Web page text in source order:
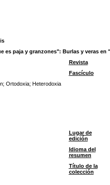
es paja y granzones": Burlas y veras en
Revista
Fascículo
; Ortodoxia; Heterodoxia
Lugar de
edición
Idioma del
resumen
Título de la
colección